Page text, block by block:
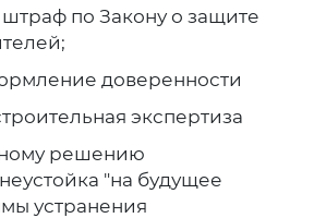
штраф по Закону о защите
доверенности
экспертиза
решению
"на будущее
устранения